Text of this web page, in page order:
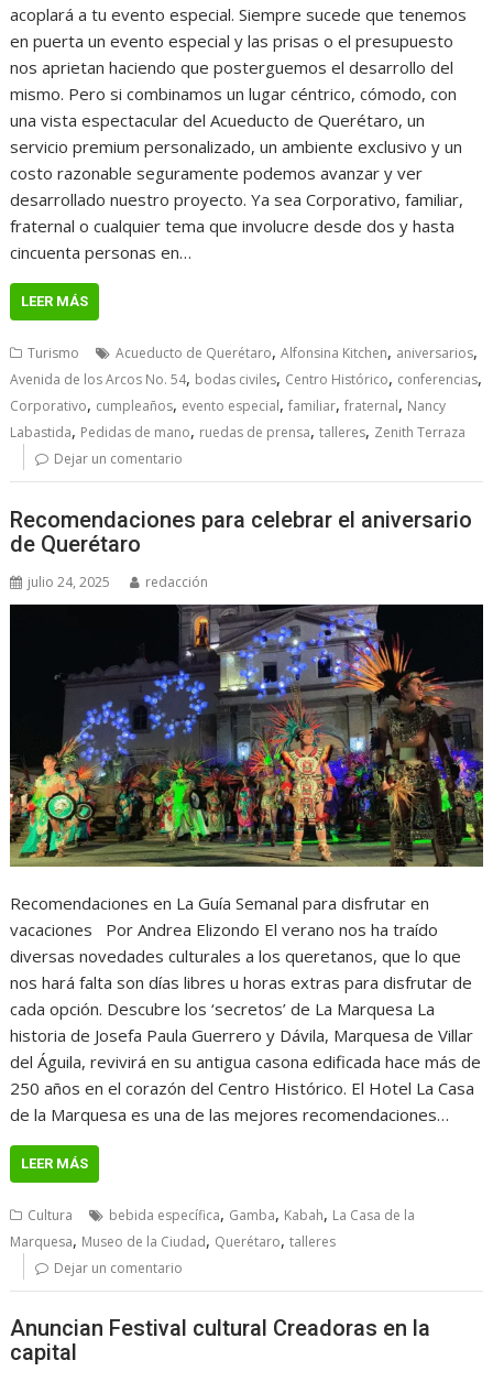
acoplará a tu evento especial. Siempre sucede que tenemos
en puerta un evento especial y las prisas o el presupuesto
nos aprietan haciendo que posterguemos el desarrollo del
mismo. Pero si combinamos un lugar céntrico, cómodo, con
una vista espectacular del Acueducto de Querétaro, un
servicio premium personalizado, un ambiente exclusivo y un
costo razonable seguramente podemos avanzar y ver
desarrollado nuestro proyecto. Ya sea Corporativo, familiar,
fraternal o cualquier tema que involucre desde dos y hasta
cincuenta personas en…
LEER MÁS
Turismo Acueducto de Querétaro,Alfonsina Kitchen, aniversarios,
Avenida de los Arcos No. 54, bodas civiles, Centro Histórico, conferencias,
Corporativo, cumpleaños, evento especial,familiar,fraternal, Nancy
Labastida, Pedidas de mano, ruedas de prensa,talleres, Zenith Terraza
Dejar un comentario
Recomendaciones para celebrar el aniversario
de Querétaro
julio 24, 2025 redacción
Recomendaciones en La Guía Semanal para disfrutar en
vacaciones Por Andrea Elizondo El verano nos ha traído
diversas novedades culturales a los queretanos, que lo que
nos hará falta son días libres u horas extras para disfrutar de
cada opción. Descubre los ‘secretos’ de La Marquesa La
historia de Josefa Paula Guerrero y Dávila, Marquesa de Villar
del Águila, revivirá en su antigua casona edificada hace más de
250 años en el corazón del Centro Histórico. El Hotel La Casa
de la Marquesa es una de las mejores recomendaciones…
LEER MÁS
Cultura bebida específica, Gamba, Kabah, La Casa de la
Marquesa, Museo de la Ciudad, Querétaro,talleres
Dejar un comentario
Anuncian Festival cultural Creadoras en la
capital